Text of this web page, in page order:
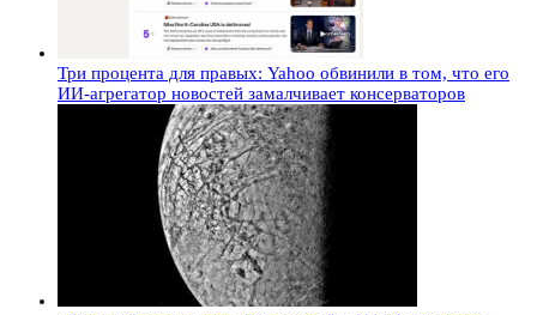
Три процента для правых: Yahoo обвинили в том, что его
ИИ-агрегатор новостей замалчивает консерваторов